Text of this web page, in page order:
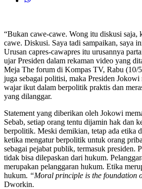
“Bukan cawe-cawe. Wong itu diskusi saja,
cawe. Diskusi. Saya tadi sampaikan, saya
Urusan capres-cawapres itu urusannya
ujar Presiden dalam rekaman video yang
Meja The forum di Kompas TV, Rabu (10/
juga sebagai politisi, maka Presiden Jokowi
wajar ikut dalam berpolitik praktis dan
yang dilanggar.
Statement yang diberikan oleh Jokowi
Sebab, setiap orang tentu dijamin hak dan
berpolitik. Meski demikian, tetap ada etika
ketika mengatur berpolitik untuk orang
sebagai pejabat publik, termasuk presiden.
tidak bisa dilepaskan dari hukum.
merupakan pelanggaran hukum. Etika
hukum. “Moral principle is the foundation
Dworkin.